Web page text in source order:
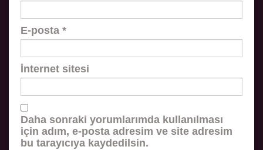
E-posta *
İnternet sitesi
Daha sonraki yorumlarımda kullanılması
için adım, e-posta adresim ve site adresim
bu tarayıcıya kaydedilsin.